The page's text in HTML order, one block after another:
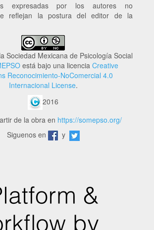
expresadas por los autores no
reflejan la postura del editor de la
Sociedad Mexicana de Psicología Social
está bajo una licencia Creative
Reconocimiento-NoComercial 4.0
Internacional License.
2016
de la obra en https://somepso.org/
Siguenos en
y